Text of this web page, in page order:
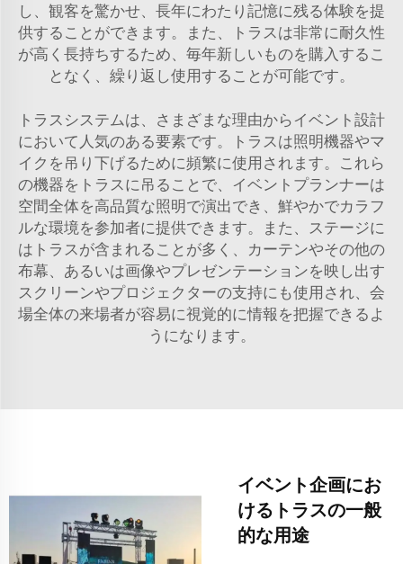
し、観客を驚かせ、長年にわたり記憶に残る体験を提
供することができます。また、トラスは非常に耐久性
が高く長持ちするため、毎年新しいものを購入するこ
となく、繰り返し使用することが可能です。
トラスシステムは、さまざまな理由からイベント設計
において人気のある要素です。トラスは照明機器やマ
イクを吊り下げるために頻繁に使用されます。これら
の機器をトラスに吊ることで、イベントプランナーは
空間全体を高品質な照明で演出でき、鮮やかでカラフ
ルな環境を参加者に提供できます。また、ステージに
はトラスが含まれることが多く、カーテンやその他の
布幕、あるいは画像やプレゼンテーションを映し出す
スクリーンやプロジェクターの支持にも使用され、会
場全体の来場者が容易に視覚的に情報を把握できるよ
うになります。
イベント企画にお
けるトラスの一般
的な用途